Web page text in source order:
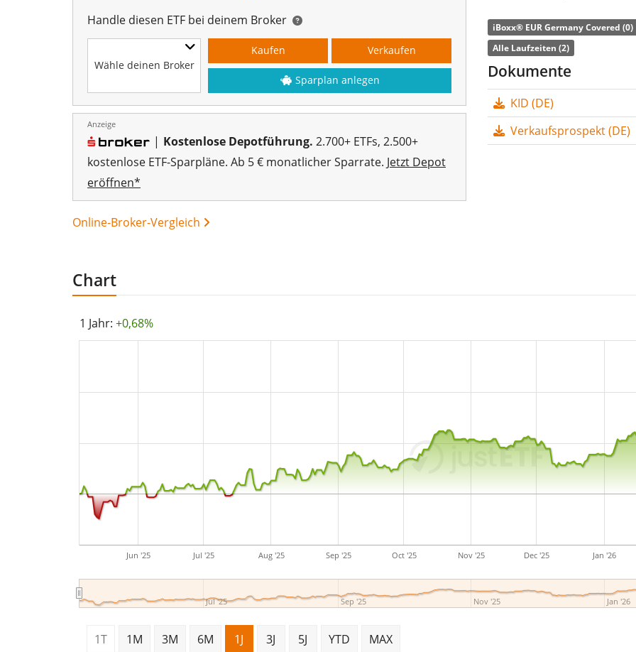
Handle diesen ETF bei deinem Broker
Wähle deinen Broker
Kaufen Verkaufen
Sparplan anlegen
Anzeige
| Kostenlose Depotführung. 2.700+ ETFs, 2.500+
kostenlose ETF-Sparpläne. Ab 5 € monatlicher Sparrate. Jetzt Depot
eröffnen*
Online-Broker-Vergleich
DieTER
die Wertentwicklung des
Tauschgeschäfte) nach.
Der Xtrackers iBoxx
kleiner ETF mit 20 Mio.
iBoxx® EUR Germany Covered (0)
Alle Laufzeiten (2)
Dokumente
KID (DE)
Verkaufsprospekt (DE)
Chart
1 Jahr: +0,68%
Jun '25 Jul '25 Aug '25 Sep '25 Oct '25 Nov '25 Dec '25 Jan '26
Jul '25 Sep '25 Nov '25 Jan '26
1T 1M 3M 6M 1J 3J 5J YTD MAX